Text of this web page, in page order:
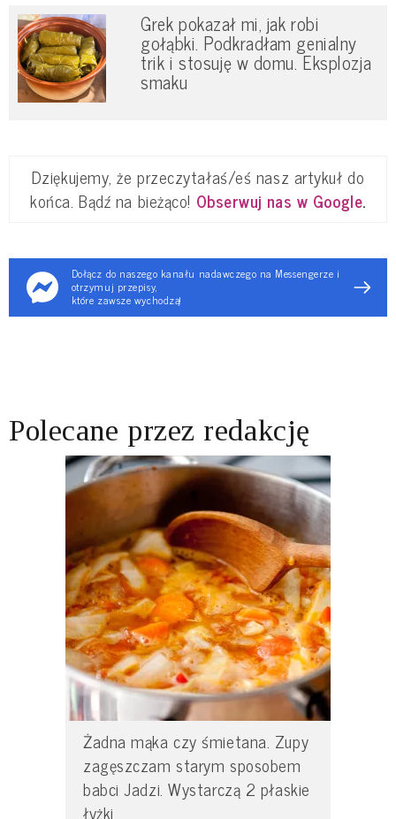
Grek pokazał mi, jak robi
gołąbki. Podkradłam genialny
trik i stosuję w domu. Eksplozja
smaku
Dziękujemy, że przeczytałaś/eś nasz artykuł do
końca. Bądź na bieżąco! Obserwuj nas w Google.
Dołącz do naszego kanału nadawczego na Messengerze i
otrzymuj przepisy,
które zawsze wychodzą!
Polecane przez redakcję
Żadna mąka czy śmietana. Zupy
zagęszczam starym sposobem
babci Jadzi. Wystarczą 2 płaskie
łyżki